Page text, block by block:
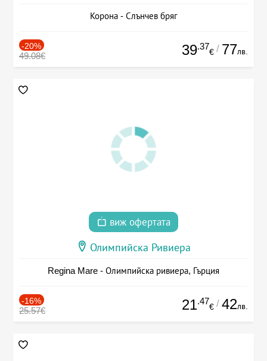
Корона - Слънчев бряг
-20%
49.08€ 39.37
€ / 77лв.
виж офертата
Олимпийска Ривиера
Regina Mare - Олимпийска ривиера, Гърция
-16%
25.57€ 21.47
€ / 42лв.